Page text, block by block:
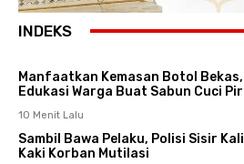
INDEKS
Manfaatkan Kemasan Botol Bekas,
Edukasi Warga Buat Sabun Cuci
10 Menit Lalu
Sambil Bawa Pelaku, Polisi Sisir
Kaki Korban Mutilasi